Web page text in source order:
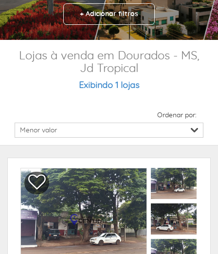
+ Adicionar filtros
Lojas à venda em Dourados - MS,
Jd Tropical
Exibindo 1 lojas
Ordenar por: